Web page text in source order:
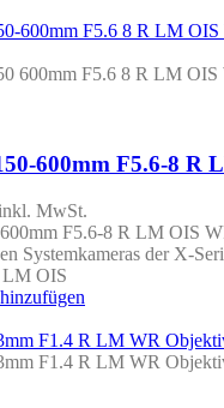
600mm F5.6-8 R
MwSt.
F5.6-8 R LM OIS
Systemkameras der X-
LM OIS